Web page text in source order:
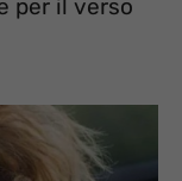
per il verso